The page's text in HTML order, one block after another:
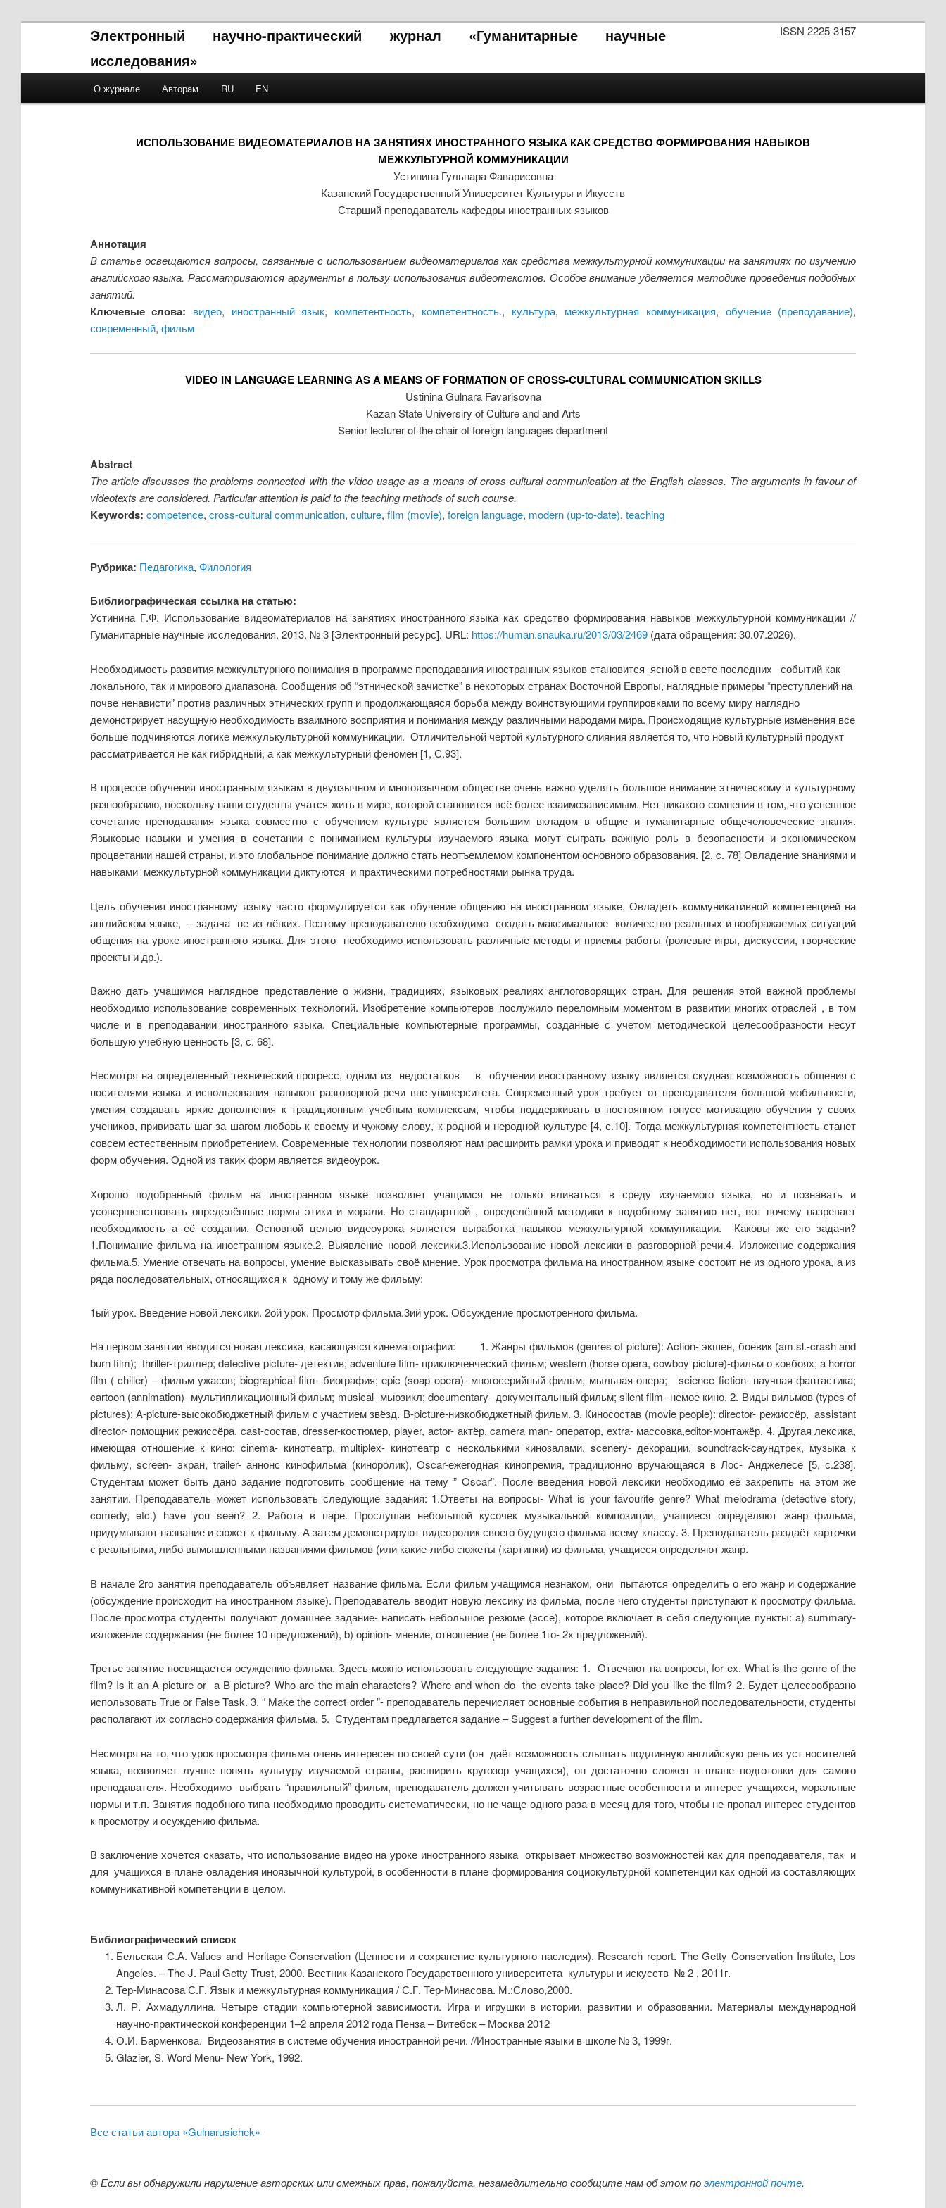
ISSN 2225-3157
Электронный научно-практический журнал «Гуманитарные научные
исследования»
Skip to primary content
Skip to secondary content
О журнале Авторам RU EN
ИСПОЛЬЗОВАНИЕ ВИДЕОМАТЕРИАЛОВ НА ЗАНЯТИЯХ ИНОСТРАННОГО ЯЗЫКА КАК СРЕДСТВО ФОРМИРОВАНИЯ НАВЫКОВ
МЕЖКУЛЬТУРНОЙ КОММУНИКАЦИИ
Устинина Гульнара Фаварисовна
Казанский Государственный Университет Культуры и Икусств
Старший преподаватель кафедры иностранных языков
Аннотация
В статье освещаются вопросы, связанные с использованием видеоматериалов как средства межкультурной коммуникации на занятиях по изучению
английского языка. Рассматриваются аргументы в пользу использования видеотекстов. Особое внимание уделяется методике проведения подобных
занятий.
Ключевые слова: видео, иностранный язык, компетентность, компетентность., культура, межкультурная коммуникация, обучение (преподавание),
современный, фильм
VIDEO IN LANGUAGE LEARNING AS A MEANS OF FORMATION OF CROSS-CULTURAL COMMUNICATION SKILLS
Ustinina Gulnara Favarisovna
Kazan State Universiry of Culture and and Arts
Senior lecturer of the chair of foreign languages department
Abstract
The article discusses the problems connected with the video usage as a means of cross-cultural communication at the English classes. The arguments in favour of
videotexts are considered. Particular attention is paid to the teaching methods of such course.
Keywords: competence, cross-cultural communication, culture, film (movie), foreign language, modern (up-to-date), teaching
Рубрика: Педагогика, Филология
Библиографическая ссылка на статью:
Устинина Г.Ф. Использование видеоматериалов на занятиях иностранного языка как средство формирования навыков межкультурной коммуникации //
Гуманитарные научные исследования. 2013. № 3 [Электронный ресурс]. URL: https://human.snauka.ru/2013/03/2469(дата обращения: 30.07.2026).
Необходимость развития межкультурного понимания в программе преподавания иностранных языков становится ясной в свете последних событий как
локального, так и мирового диапазона. Сообщения об “этнической зачистке” в некоторых странах Восточной Европы, наглядные примеры “преступлений на
почве ненависти” против различных этнических групп и продолжающаяся борьба между воинствующими группировками по всему миру наглядно
демонстрирует насущную необходимость взаимного восприятия и понимания между различными народами мира. Происходящие культурные изменения все
больше подчиняются логике межкулькультурной коммуникации. Отличительной чертой культурного слияния является то, что новый культурный продукт
рассматривается не как гибридный, а как межкультурный феномен [1, С.93].
В процессе обучения иностранным языкам в двуязычном и многоязычном обществе очень важно уделять большое внимание этническому и культурному
разнообразию, поскольку наши студенты учатся жить в мире, которой становится всё более взаимозависимым. Нет никакого сомнения в том, что успешное
сочетание преподавания языка совместно с обучением культуре является большим вкладом в общие и гуманитарные общечеловеческие знания.
Языковые навыки и умения в сочетании с пониманием культуры изучаемого языка могут сыграть важную роль в безопасности и экономическом
процветании нашей страны, и это глобальное понимание должно стать неотъемлемом компонентом основного образования. [2, c. 78] Овладение знаниями и
навыками межкультурной коммуникации диктуются и практическими потребностями рынка труда.
Цель обучения иностранному языку часто формулируется как обучение общению на иностранном языке. Овладеть коммуникативной компетенцией на
английском языке, – задача не из лёгких. Поэтому преподавателю необходимо создать максимальное количество реальных и воображаемых ситуаций
общения на уроке иностранного языка. Для этого необходимо использовать различные методы и приемы работы (ролевые игры, дискуссии, творческие
проекты и др.).
Важно дать учащимся наглядное представление о жизни, традициях, языковых реалиях англоговорящих стран. Для решения этой важной проблемы
необходимо использование современных технологий. Изобретение компьютеров послужило переломным моментом в развитии многих отраслей , в том
числе и в преподавании иностранного языка. Специальные компьютерные программы, созданные с учетом методической целесообразности несут
большую учебную ценность [3, с. 68].
Несмотря на определенный технический прогресс, одним из недостатков в обучении иностранному языку является скудная возможность общения с
носителями языка и использования навыков разговорной речи вне университета. Современный урок требует от преподавателя большой мобильности,
умения создавать яркие дополнения к традиционным учебным комплексам, чтобы поддерживать в постоянном тонусе мотивацию обучения у своих
учеников, прививать шаг за шагом любовь к своему и чужому слову, к родной и неродной культуре [4, с.10]. Тогда межкультурная компетентность станет
совсем естественным приобретением. Современные технологии позволяют нам расширить рамки урока и приводят к необходимости использования новых
форм обучения. Одной из таких форм является видеоурок.
Хорошо подобранный фильм на иностранном языке позволяет учащимся не только вливаться в среду изучаемого языка, но и познавать и
усовершенствовать определённые нормы этики и морали. Но стандартной , определённой методики к подобному занятию нет, вот почему назревает
необходимость а её создании. Основной целью видеоурока является выработка навыков межкультурной коммуникации. Каковы же его задачи?
1.Понимание фильма на иностранном языке.2. Выявление новой лексики.3.Использование новой лексики в разговорной речи.4. Изложение содержания
фильма.5. Умение отвечать на вопросы, умение высказывать своё мнение. Урок просмотра фильма на иностранном языке состоит не из одного урока, а из
ряда последовательных, относящихся к одному и тому же фильму:
1ый урок. Введение новой лексики. 2ой урок. Просмотр фильма.3ий урок. Обсуждение просмотренного фильма.
На первом занятии вводится новая лексика, касающаяся кинематографии: 1. Жанры фильмов (genres of picture): Action- экшен, боевик (am.sl.-crash and
burn film); thriller-триллер; detective picture- детектив; adventure film- приключенческий фильм; western (horse opera, cowboy picture)-фильм о ковбоях; a horror
film ( chiller) – фильм ужасов; biographical film- биография; epic (soap opera)- многосерийный фильм, мыльная опера; science fiction- научная фантастика;
cartoon (annimation)- мультипликационный фильм; musical- мьюзикл; documentary- документальный фильм; silent film- немое кино. 2. Виды вильмов (types of
pictures): A-picture-высокобюджетный фильм с участием звёзд. B-picture-низкобюджетный фильм. 3. Киносостав (movie people): director- режиссёр, assistant
director- помощник режиссёра, cast-состав, dresser-костюмер, player, actor- актёр, camera man- оператор, extra- массовка,editor-монтажёр. 4. Другая лексика,
имеющая отношение к кино: cinema- кинотеатр, multiplex- кинотеатр с несколькими кинозалами, scenery- декорации, soundtrack-саундтрек, музыка к
фильму, screen- экран, trailer- аннонс кинофильма (киноролик), Oscar-ежегодная кинопремия, традиционно вручающаяся в Лос- Анджелесе [5, с.238].
Студентам может быть дано задание подготовить сообщение на тему ” Oscar”. После введения новой лексики необходимо её закрепить на этом же
занятии. Преподаватель может использовать следующие задания: 1.Ответы на вопросы- What is your favourite genre? What melodrama (detective story,
comedy, etc.) have you seen? 2. Работа в паре. Прослушав небольшой кусочек музыкальной композиции, учащиеся определяют жанр фильма,
придумывают название и сюжет к фильму. А затем демонстрируют видеоролик своего будущего фильма всему классу. 3. Преподаватель раздаёт карточки
с реальными, либо вымышленными названиями фильмов (или какие-либо сюжеты (картинки) из фильма, учащиеся определяют жанр.
В начале 2го занятия преподаватель объявляет название фильма. Если фильм учащимся незнаком, они пытаются определить о его жанр и содержание
(обсуждение происходит на иностранном языке). Преподаватель вводит новую лексику из фильма, после чего студенты приступают к просмотру фильма.
После просмотра студенты получают домашнее задание- написать небольшое резюме (эссе), которое включает в себя следующие пункты: a) summary-
изложение содержания (не более 10 предложений), b) opinion- мнение, отношение (не более 1го- 2х предложений).
Третье занятие посвящается осуждению фильма. Здесь можно использовать следующие задания: 1. Отвечают на вопросы, for ex. What is the genre of the
film? Is it an A-picture or a B-picture? Who are the main characters? Where and when do the events take place? Did you like the film? 2. Будет целесообразно
использовать True or False Task. 3. “ Make the correct order ”- преподаватель перечисляет основные события в неправильной последовательности, студенты
располагают их согласно содержания фильма. 5. Студентам предлагается задание – Suggest a further development of the film.
Несмотря на то, что урок просмотра фильма очень интересен по своей сути (он даёт возможность слышать подлинную английскую речь из уст носителей
языка, позволяет лучше понять культуру изучаемой страны, расширить кругозор учащихся), он достаточно сложен в плане подготовки для самого
преподавателя. Необходимо выбрать “правильный” фильм, преподаватель должен учитывать возрастные особенности и интерес учащихся, моральные
нормы и т.п. Занятия подобного типа необходимо проводить систематически, но не чаще одного раза в месяц для того, чтобы не пропал интерес студентов
к просмотру и осуждению фильма.
В заключение хочется сказать, что использование видео на уроке иностранного языка открывает множество возможностей как для преподавателя, так и
для учащихся в плане овладения иноязычной культурой, в особенности в плане формирования социокультурной компетенции как одной из составляющих
коммуникативной компетенции в целом.
Библиографический список
Бельская С.А. Values and Heritage Conservation (Ценности и сохранение культурного наследия). Research report. The Getty Conservation Institute, Los
Angeles. – The J. Paul Getty Trust, 2000. Вестник Казанского Государственного университета культуры и искусств № 2 , 2011г.
Тер-Минасова С.Г. Язык и межкультурная коммуникация / С.Г. Тер-Минасова. М.:Слово,2000.
Л. Р. Ахмадуллина. Четыре стадии компьютерной зависимости. Игра и игрушки в истории, развитии и образовании. Материалы международной
научно-практической конференции 1–2 апреля 2012 года Пенза – Витебск – Москва 2012
О.И. Барменкова. Видеозанятия в системе обучения иностранной речи. //Иностранные языки в школе № 3, 1999г.
Glazier, S. Word Menu- New York, 1992.
Все статьи автора «Gulnarusichek»
©Если вы обнаружили нарушение авторских или смежных прав, пожалуйста, незамедлительно сообщите нам об этом поэлектронной почте.